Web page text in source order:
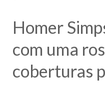
Homer
com uma
coberturas